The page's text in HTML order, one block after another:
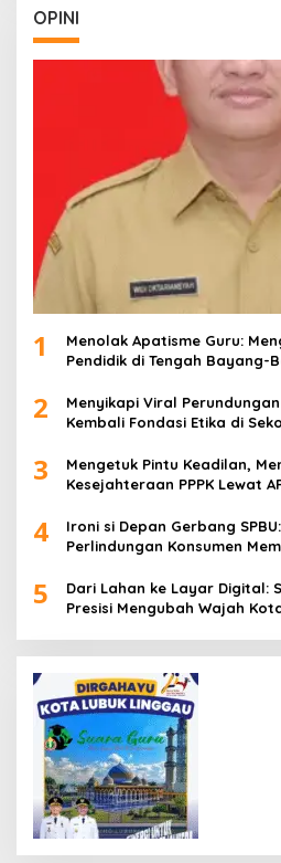
OPINI
1
Menolak Apatisme Guru:
Pendidik di Tengah Bayang-
2
Menyikapi Viral
Kembali Fondasi Etika di
3
Mengetuk Pintu Keadilan,
Kesejahteraan PPPK Lewat
4
Ironi si Depan Gerbang
Perlindungan Konsumen
5
Dari Lahan ke Layar Digital:
Presisi